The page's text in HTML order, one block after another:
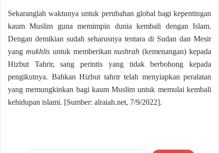
Sekaranglah waktunya untuk perubahan global bagi kepentingan
kaum Muslim guna memimpin dunia kembali dengan Islam.
Dengan demikian sudah seharusnya tentara di Sudan dan Mesir
yang mukhlisuntuk memberikannushrah (kemenangan) kepada
Hizbut Tahrir, sang perintis yang tidak berbohong kepada
pengikutnya. Bahkan Hizbut tahrir telah menyiapkan peralatan
yang memungkinkan bagi kaum Muslim untuk memulai kembali
kehidupan islami. [Sumber: alraiah.net, 7/9/2022].